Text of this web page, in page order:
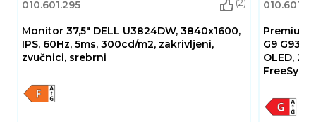
010.601.295 (2)
Monitor 37,5" DELL U3824DW, 3840x1600,
IPS, 60Hz, 5ms, 300cd/m2, zakrivljeni,
zvučnici, srebrni
Premium
G9
OLED,